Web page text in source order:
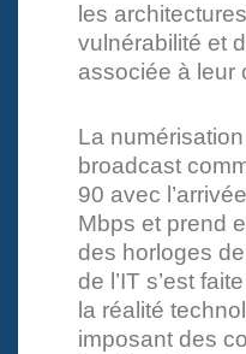
les
vulnérabilité et
associée à leur
La
broadcast
90 avec
Mbps et prend
des horloges
de l’IT s’est
la réalité
imposant des